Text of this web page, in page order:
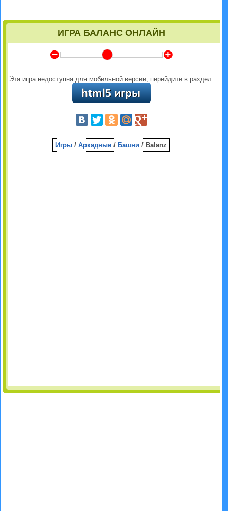
ИГРА БАЛАНС ОНЛАЙН
Y Z
Эта игра недоступна для мобильной версии, перейдите в раздел:
Игры /Аркадные / Башни / Balanz